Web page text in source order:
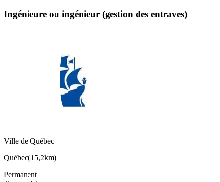
Ingénieure ou ingénieur (gestion des entraves)
Ville de Québec
Québec(15,2km)
Permanent